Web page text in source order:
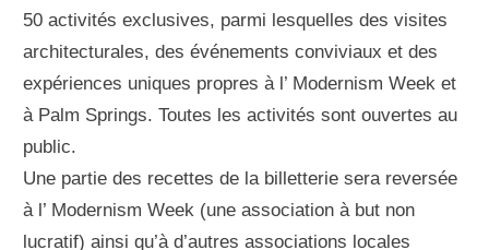
50 activités exclusives, parmi lesquelles des visites
architecturales, des événements conviviaux et des
expériences uniques propres à l’ Modernism Week et
à Palm Springs. Toutes les activités sont ouvertes au
public.
Une partie des recettes de la billetterie sera reversée
à l’ Modernism Week (une association à but non
lucratif) ainsi qu’à d’autres associations locales